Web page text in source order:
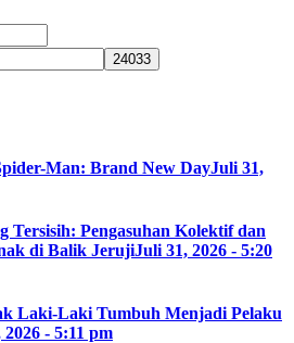
Man: Brand New DayJuli 31,
Tersisih: Pengasuhan Kolektif dan
di Balik JerujiJuli 31, 2026 - 5:20
Laki-Laki Tumbuh Menjadi Pelaku
- 5:11 pm